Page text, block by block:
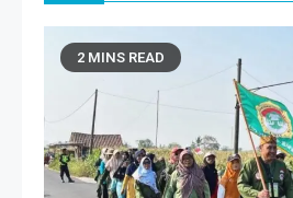
2 MINS READ